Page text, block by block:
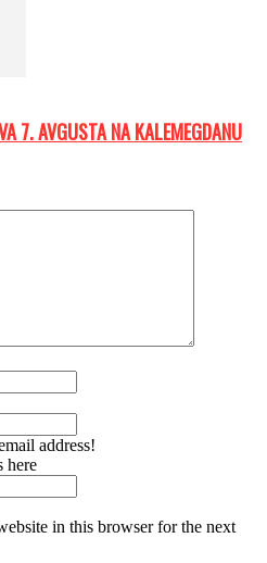
7. AVGUSTA NA KALEMEGDANU
address!
here
in this browser for the next